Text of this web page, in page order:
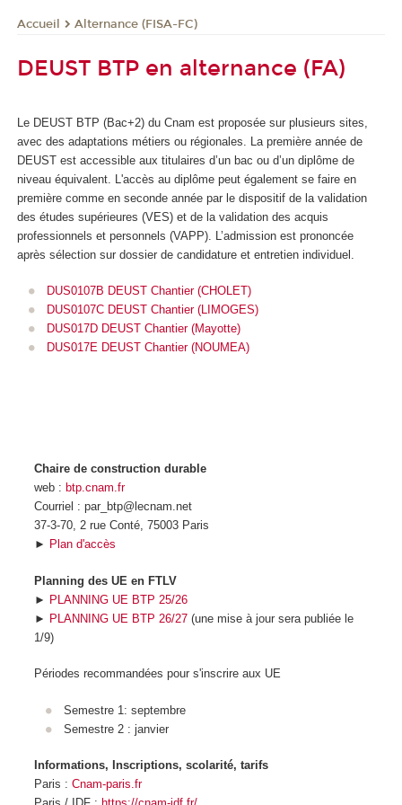
Accueil Alternance (FISA-FC)
DEUST BTP en alternance (FA)
Le DEUST BTP (Bac+2) du Cnam est proposée sur plusieurs sites,
avec des adaptations métiers ou régionales. La première année de
DEUST est accessible aux titulaires d’un bac ou d’un diplôme de
niveau équivalent. L'accès au diplôme peut également se faire en
première comme en seconde année par le dispositif de la validation
des études supérieures (VES) et de la validation des acquis
professionnels et personnels (VAPP). L’admission est prononcée
après sélection sur dossier de candidature et entretien individuel.
DUS0107B DEUST Chantier (CHOLET)
DUS0107C DEUST Chantier (LIMOGES)
DUS017D DEUST Chantier (Mayotte)
DUS017E DEUST Chantier (NOUMEA)
Chaire de construction durable
web : btp.cnam.fr
Courriel : par_btp@lecnam.net
37-3-70, 2 rue Conté, 75003 Paris
► Plan d'accès
Planning des UE en FTLV
► PLANNING UE BTP 25/26
► PLANNING UE BTP 26/27 (une mise à jour sera publiée le
1/9)
Périodes recommandées pour s'inscrire aux UE
Semestre 1: septembre
Semestre 2 : janvier
Informations, Inscriptions, scolarité, tarifs
Paris : Cnam-paris.fr